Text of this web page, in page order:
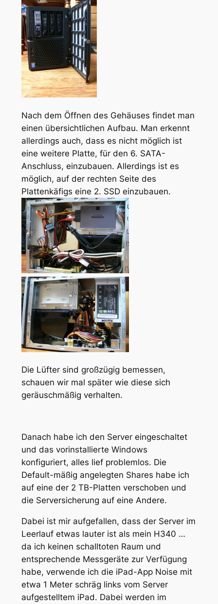
Nach dem Öffnen des Gehäuses findet man
einen übersichtlichen Aufbau. Man erkennt
allerdings auch, dass es nicht möglich ist
eine weitere Platte, für den 6. SATA-
Anschluss, einzubauen. Allerdings ist es
möglich, auf der rechten Seite des
Plattenkäfigs eine 2. SSD einzubauen.
Die Lüfter sind großzügig bemessen,
schauen wir mal später wie diese sich
geräuschmäßig verhalten.
Danach habe ich den Server eingeschaltet
und das vorinstallierte Windows
konfiguriert, alles lief problemlos. Die
Default-mäßig angelegten Shares habe ich
auf eine der 2 TB-Platten verschoben und
die Serversicherung auf eine Andere.
Dabei ist mir aufgefallen, dass der Server im
Leerlauf etwas lauter ist als mein H340 …
da ich keinen schalltoten Raum und
entsprechende Messgeräte zur Verfügung
habe, verwende ich die iPad-App Noise mit
etwa 1 Meter schräg links vom Server
aufgestelltem iPad. Dabei werden im